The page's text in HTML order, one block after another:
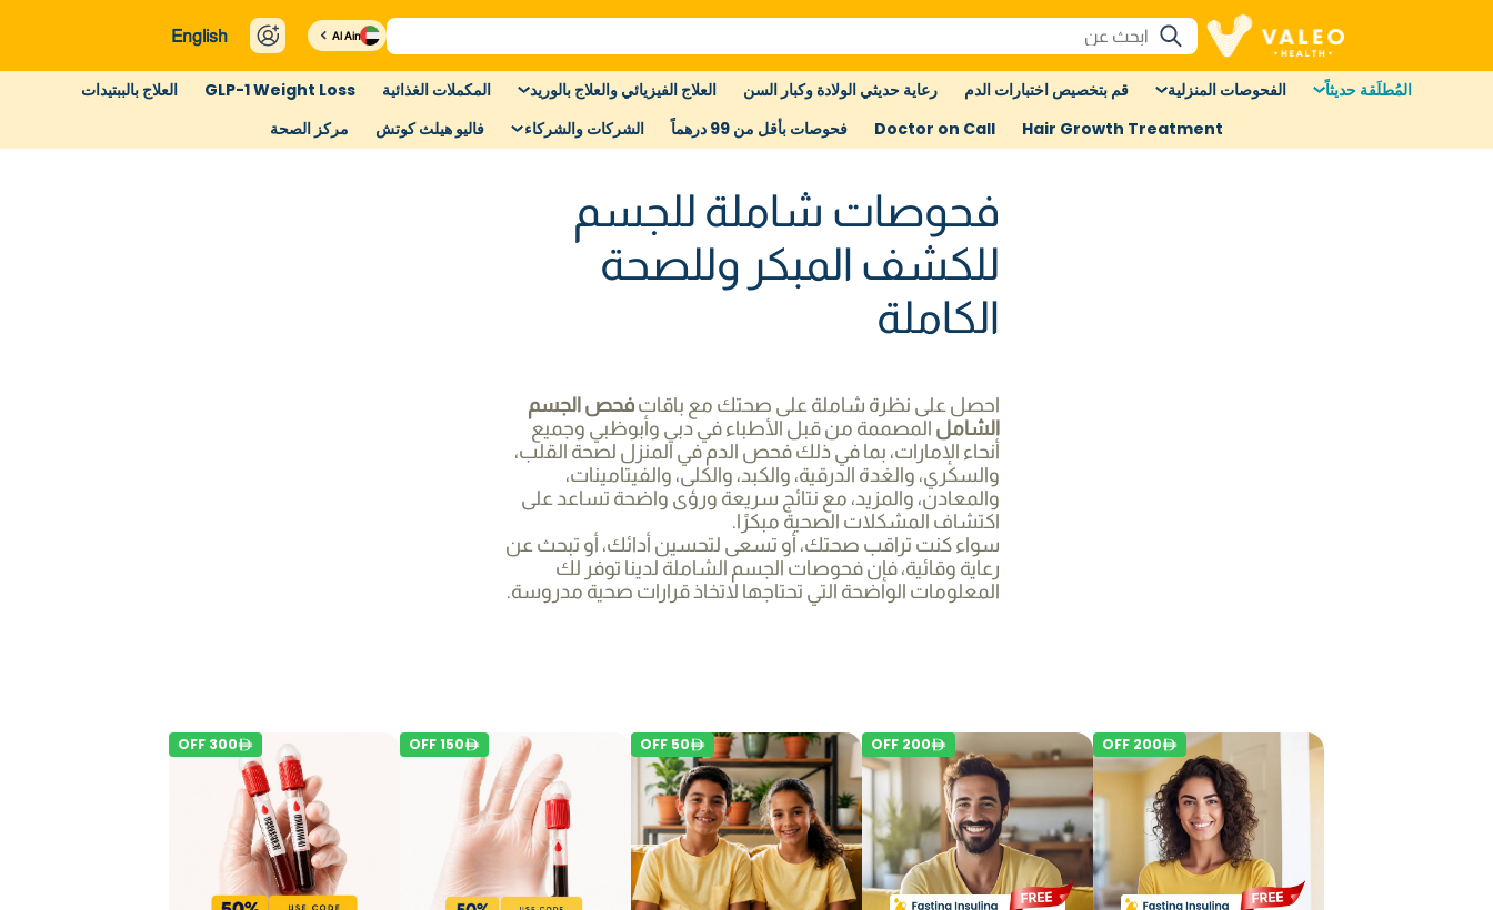
Al Ain
English
المُطلَقة حديثاً الفحوصات المنزلية قم بتخصيص اختبارات الدم رعاية حديثي الولادة وكبار السن العلاج الفيزيائي والعلاج بالوريد المكملات الغذائية GLP-1 Weight Loss
العلاج بالببتيدات
Hair Growth Treatment
Doctor on Call فحوصات بأقل من 99 درهماً الشركات والشركاء فاليو هيلث كوتش مركز الصحة
فحوصات شاملة للجسم
للكشف المبكر وللصحة
الكاملة
احصل على نظرة شاملة على صحتك مع باقاتفحص الجسم
الشامل المصممة من قبل الأطباء في دبي وأبوظبي وجميع
أنحاء الإمارات، بما في ذلك فحص الدم في المنزل لصحة القلب،
والسكري، والغدة الدرقية، والكبد، والكلى، والفيتامينات،
والمعادن، والمزيد، مع نتائج سريعة ورؤى واضحة تساعد على
اكتشاف المشكلات الصحية مبكرًا.
سواء كنت تراقب صحتك، أو تسعى لتحسين أدائك، أو تبحث عن
رعاية وقائية، فإن فحوصات الجسم الشاملة لدينا توفر لك
المعلومات الواضحة التي تحتاجها لاتخاذ قرارات صحية مدروسة.
200
OFF
200
OFF
50
OFF
150
OFF
300
OFF